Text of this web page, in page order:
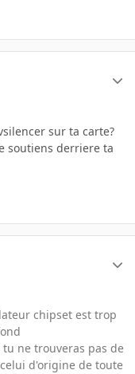
sur ta carte?
soutiens derriere ta
chipset est trop
ne trouveras pas de
d'origine de toute